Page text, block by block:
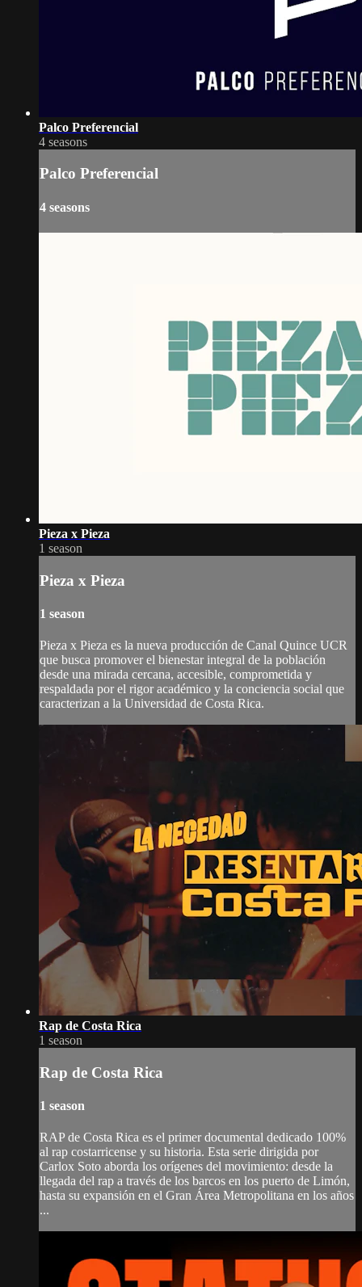
Palco Preferencial
4 seasons
Palco Preferencial
4 seasons
Pieza x Pieza
1 season
Pieza x Pieza
1 season
Pieza x Pieza es la nueva producción de Canal Quince UCR
que busca promover el bienestar integral de la población
desde una mirada cercana, accesible, comprometida y
respaldada por el rigor académico y la conciencia social que
caracterizan a la Universidad de Costa Rica.
Rap de Costa Rica
1 season
Rap de Costa Rica
1 season
RAP de Costa Rica es el primer documental dedicado 100%
al rap costarricense y su historia. Esta serie dirigida por
Carlox Soto aborda los orígenes del movimiento: desde la
llegada del rap a través de los barcos en los puerto de Limón,
hasta su expansión en el Gran Área Metropolitana en los años
...